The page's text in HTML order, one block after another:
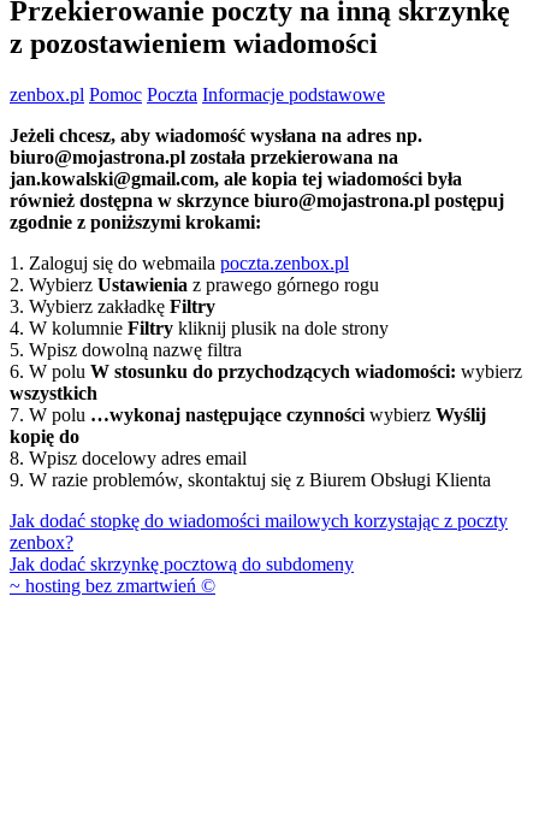
Przekierowanie poczty na inną skrzynkę
z pozostawieniem wiadomości
zenbox.pl Pomoc Poczta Informacje podstawowe
Jeżeli chcesz, aby wiadomość wysłana na adres np.
biuro@mojastrona.pl została przekierowana na
jan.kowalski@gmail.com, ale kopia tej wiadomości była
również dostępna w skrzynce biuro@mojastrona.pl postępuj
zgodnie z poniższymi krokami:
1. Zaloguj się do webmaila poczta.zenbox.pl
2. Wybierz Ustawienia z prawego górnego rogu
3. Wybierz zakładkę Filtry
4. W kolumnie Filtry kliknij plusik na dole strony
5. Wpisz dowolną nazwę filtra
6. W polu W stosunku do przychodzących wiadomości: wybierz
wszystkich
7. W polu …wykonaj następujące czynności wybierz Wyślij
kopię do
8. Wpisz docelowy adres email
9. W razie problemów, skontaktuj się z Biurem Obsługi Klienta
Nawigacja
wpisu
Jak dodać stopkę do wiadomości mailowych korzystając z poczty
zenbox?
Jak dodać skrzynkę pocztową do subdomeny
~ hosting bez zmartwień ©